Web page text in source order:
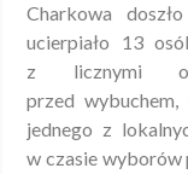
Charkowa
ucierpiało 13
z licznymi
przed wybuchem,
jednego z
w czasie wyborów